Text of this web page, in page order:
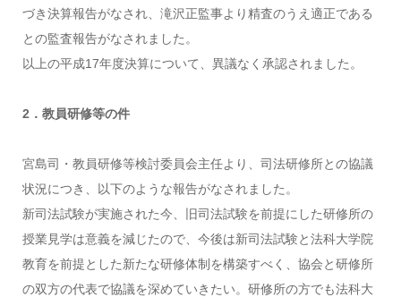
づき決算報告がなされ、滝沢正監事より精査のうえ適正である
との監査報告がなされました。
以上の平成17年度決算について、異議なく承認されました。
2．教員研修等の件
宮島司・教員研修等検討委員会主任より、司法研修所との協議
状況につき、以下のような報告がなされました。
新司法試験が実施された今、旧司法試験を前提にした研修所の
授業見学は意義を減じたので、今後は新司法試験と法科大学院
教育を前提とした新たな研修体制を構築すべく、協会と研修所
の双方の代表で協議を深めていきたい。研修所の方でも法科大